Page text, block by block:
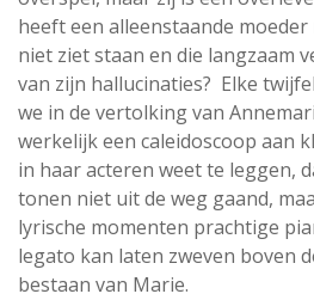
heeft een alleenstaande
niet ziet staan en die langzaam
van zijn hallucinaties? Elke
we in de vertolking van
werkelijk een caleidoscoop aan
in haar acteren weet te leggen,
tonen niet uit de weg gaand,
lyrische momenten prachtige
legato kan laten zweven boven
bestaan van Marie.